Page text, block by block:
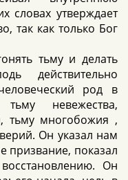
словах утверждает
так как только Бог
тьму и делать
действительно
род в
тьму невежества,
тьму многобожия ,
Он указал нам
призвание, показал
Он